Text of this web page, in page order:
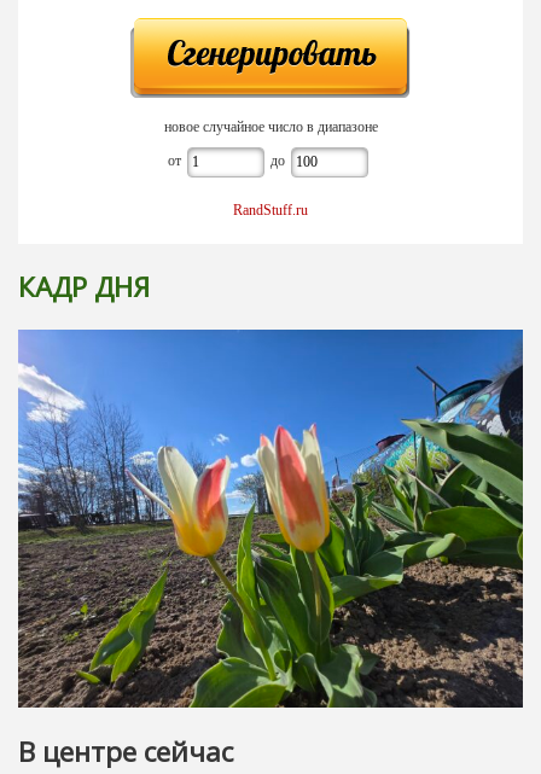
новое случайное число в диапазоне
от до
RandStuff.ru
КАДР ДНЯ
В центре сейчас